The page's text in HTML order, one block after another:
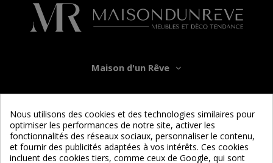
Maison d'un Rêve
Informations
Services
Nous suivre
Nous utilisons des cookies et des technologies similaires pour
optimiser les performances de notre site, activer les
fonctionnalités des réseaux sociaux, personnaliser le contenu,
et fournir des publicités adaptées à vos intérêts. Ces cookies
incluent des cookies tiers, comme ceux de Google, qui sont